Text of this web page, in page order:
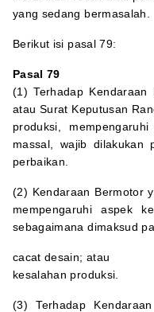
yang sedang bermasalah.
Berikut isi pasal 79:
Pasal 79
(1) Terhadap
atau Surat Keputusan
produksi,
massal, wajib dilakukan
perbaikan.
(2) Kendaraan Bermotor
mempengaruhi aspek
sebagaimana dimaksud
cacat desain; atau
kesalahan produksi.
(3) Terhadap